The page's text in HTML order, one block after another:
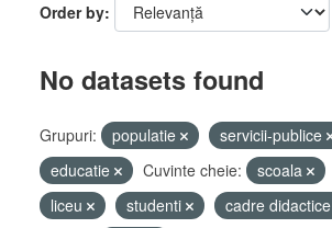
Order by
No datasets found
Grupuri: populatie
servicii-publice
educatie
Cuvinte cheie: scoala
liceu
studenti cadre didactice